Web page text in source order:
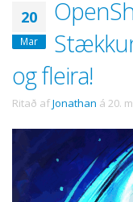
20
Mar
og fleira!
Ritað afJonathan á 20.